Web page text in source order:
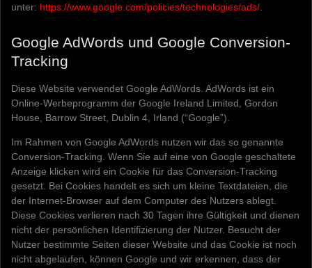
unter: https://www.google.com/policies/technologies/ads/
Google AdWords und Google Conversion-
Tracking
Diese Website verwendet Google AdWords. AdWords ist ein
Online-Werbeprogramm der Google Ireland Limited, Gordon
House, Barrow Street, Dublin 4, Irland (“Google”).
Im Rahmen von Google AdWords nutzen wir das so genannte
Conversion-Tracking. Wenn Sie auf eine von Google geschaltete
Anzeige klicken wird ein Cookie für das Conversion-Tracking
gesetzt. Bei Cookies handelt es sich um kleine Textdateien, die
der Internet-Browser auf dem Computer des Nutzers ablegt.
Diese Cookies verlieren nach 30 Tagen ihre Gültigkeit und dienen
nicht der persönlichen Identifizierung der Nutzer. Besucht der
Nutzer bestimmte Seiten dieser Website und das Cookie ist noch
nicht abgelaufen, können Google und wir erkennen, dass der